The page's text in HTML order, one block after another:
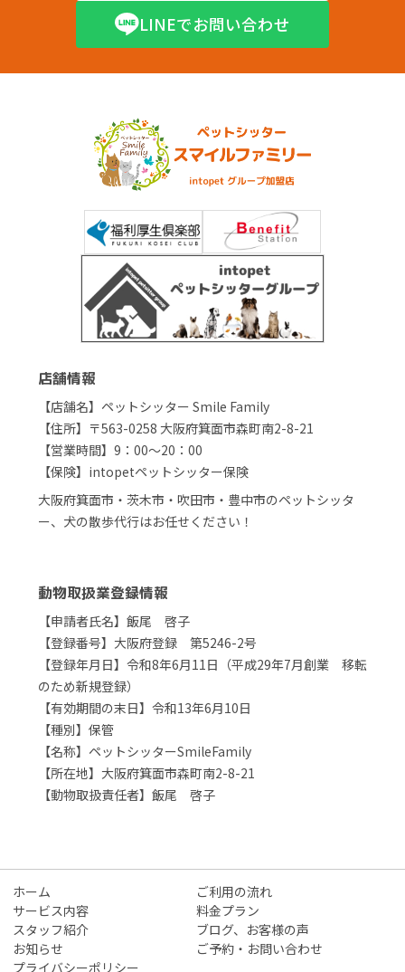
LINEでお問い合わせ
店舗情報
【店舗名】ペットシッター Smile Family
【住所】〒563-0258 大阪府箕面市森町南2-8-21
【営業時間】9：00～20：00
【保険】intopetペットシッター保険
大阪府箕面市・茨木市・吹田市・豊中市のペットシッタ
ー、犬の散歩代行はお任せください！
動物取扱業登録情報
【申請者氏名】飯尾 啓子
【登録番号】大阪府登録 第5246-2号
【登録年月日】令和8年6月11日（平成29年7月創業 移転
のため新規登録）
【有効期間の末日】令和13年6月10日
【種別】保管
【名称】ペットシッターSmileFamily
【所在地】大阪府箕面市森町南2-8-21
【動物取扱責任者】飯尾 啓子
ホーム
ご利用の流れ
サービス内容
料金プラン
スタッフ紹介
ブログ、お客様の声
お知らせ
ご予約・お問い合わせ
プライバシーポリシー